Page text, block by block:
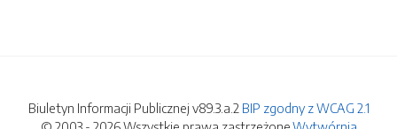
Biuletyn Informacji Publicznej v89.3.a.2 BIP zgodny z WCAG 2.1